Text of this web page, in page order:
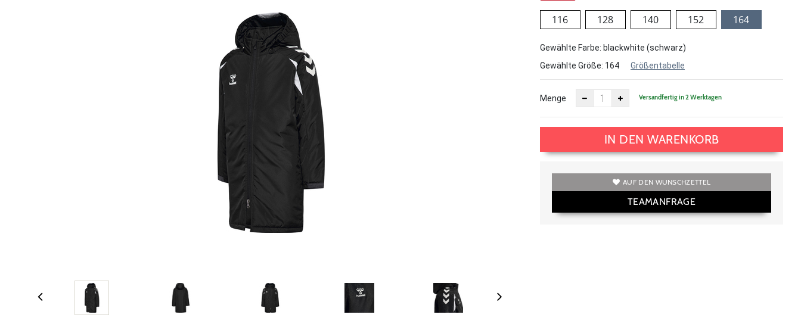
116 128 140 152 164
Gewählte Farbe: blackwhite (schwarz)
Gewählte Größe: 164 Größentabelle
Menge Versandfertig in 2 Werktagen
IN DEN WARENKORB
AUF DEN WUNSCHZETTEL
TEAMANFRAGE